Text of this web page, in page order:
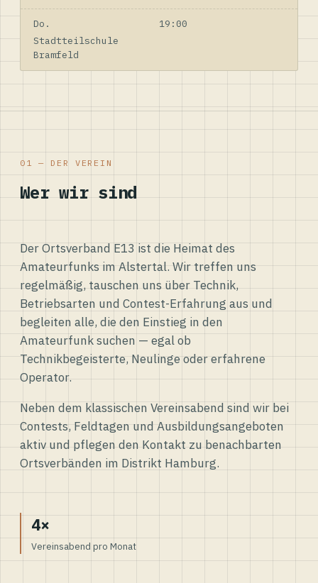
Do.
19:00
Stadtteilschule
Bramfeld
01 — DER VEREIN
Wer wir sind
Der Ortsverband E13 ist die Heimat des
Amateurfunks im Alstertal. Wir treffen uns
regelmäßig, tauschen uns über Technik,
Betriebsarten und Contest-Erfahrung aus und
begleiten alle, die den Einstieg in den
Amateurfunk suchen — egal ob
Technikbegeisterte, Neulinge oder erfahrene
Operator.
Neben dem klassischen Vereinsabend sind wir bei
Contests, Feldtagen und Ausbildungsangeboten
aktiv und pflegen den Kontakt zu benachbarten
Ortsverbänden im Distrikt Hamburg.
4×
Vereinsabend pro Monat